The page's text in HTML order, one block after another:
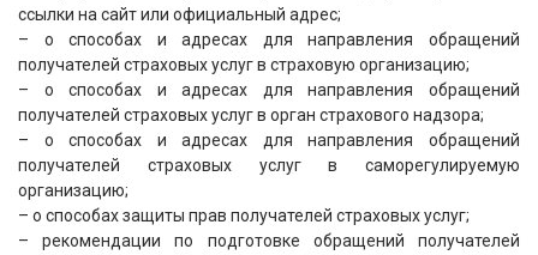
ссылки на сайт или официальный адрес;
– о способах и адресах для направления обращений
получателей страховых услуг в страховую организацию;
– о способах и адресах для направления обращений
получателей страховых услуг в орган страхового надзора;
– о способах и адресах для направления обращений
получателей страховых услуг в саморегулируемую
организацию;
– о способах защиты прав получателей страховых услуг;
– рекомендации по подготовке обращений получателей